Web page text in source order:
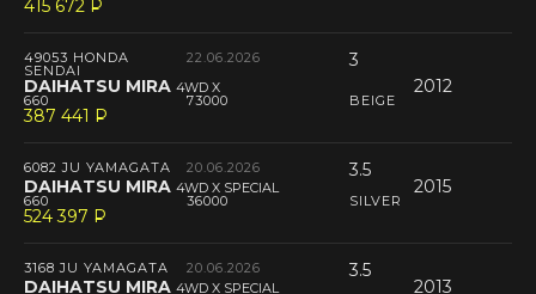
415 672 P
--
49053 HONDA
SENDAI
22.06.2026
3
DAIHATSU MIRA 4WD X 2012
660 73000 BEIGE
387 441 P
--
6082 JU YAMAGATA 20.06.2026 3.5
DAIHATSU MIRA 4WD X SPECIAL 2015
660 36000 SILVER
524 397 P
--
3168 JU YAMAGATA 20.06.2026 3.5
DAIHATSU MIRA 4WD X SPECIAL 2013